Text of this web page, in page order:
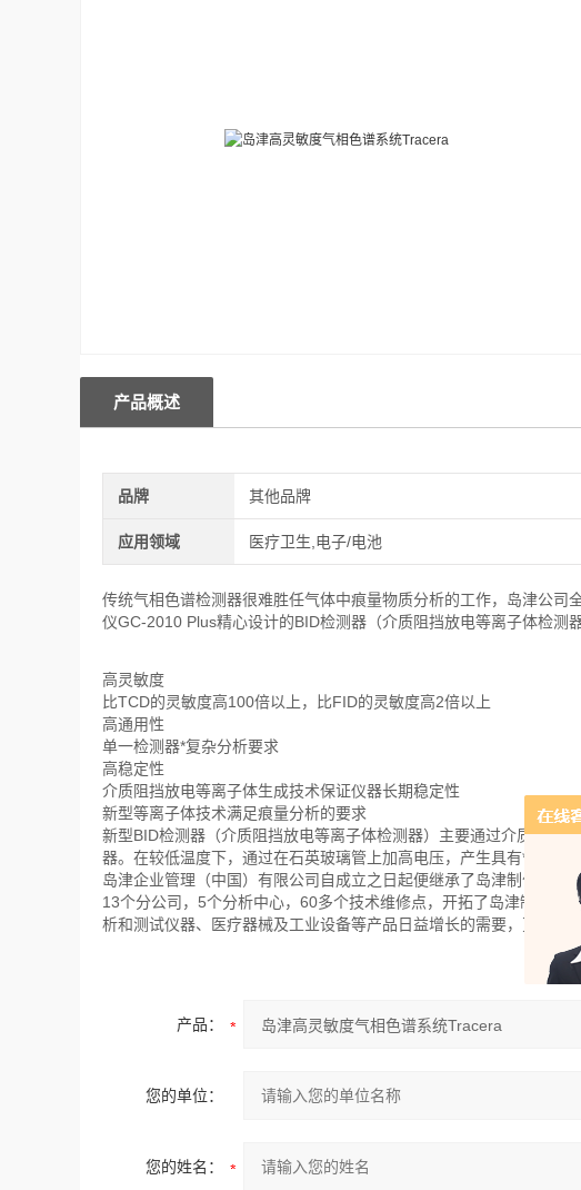
产品概述
品牌 其他品牌
应用领域 医疗卫生,电子/电池
传统气相色谱检测器很难胜任气体中痕量物质分析的工作，岛津公
仪GC-2010 Plus精心设计的BID检测器（介质阻挡放电等离子体检测
高灵敏度
比TCD的灵敏度高100倍以上，比FID的灵敏度高2倍以上
高通用性
单一检测器*复杂分析要求
高稳定性
介质阻挡放电等离子体生成技术保证仪器长期稳定性
新型等离子体技术满足痕量分析的要求
新型BID检测器（介质阻挡放电等离子体检测器）主要通过介质阻挡
器。在较低温度下，通过在石英玻璃管上加高电压，产生具有*光子能
岛津企业管理（中国）有限公司自成立之日起便继承了岛津制作所
13个分公司，5个分析中心，60多个技术维修点，开拓了岛津制作所
析和测试仪器、医疗器械及工业设备等产品日益增长的需要，更有效
产品：
您的单位：
您的姓名：